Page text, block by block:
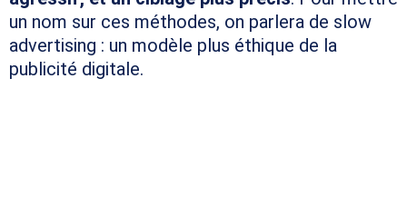
un nom sur ces méthodes, on parlera de slow
advertising : un modèle plus éthique de la
publicité digitale.